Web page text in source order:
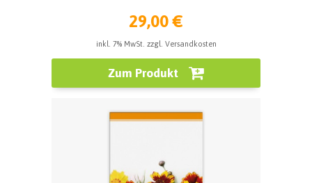
29,00 €
inkl. 7% MwSt. zzgl. Versandkosten
Zum Produkt